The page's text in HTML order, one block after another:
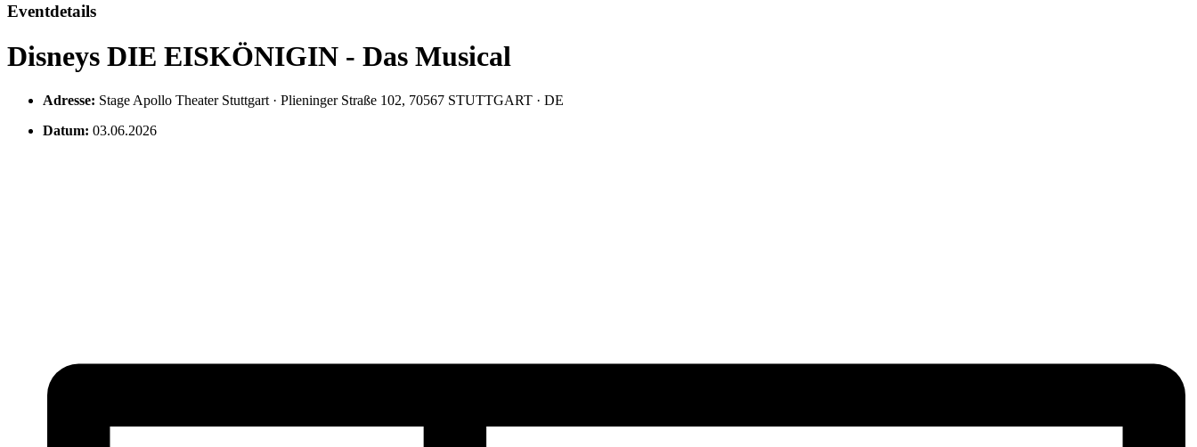
Eventdetails
Disneys DIE EISKÖNIGIN - Das Musical
Adresse: Stage Apollo Theater Stuttgart · Plieninger Straße 102, 70567 STUTTGART · DE
Datum: 03.06.2026